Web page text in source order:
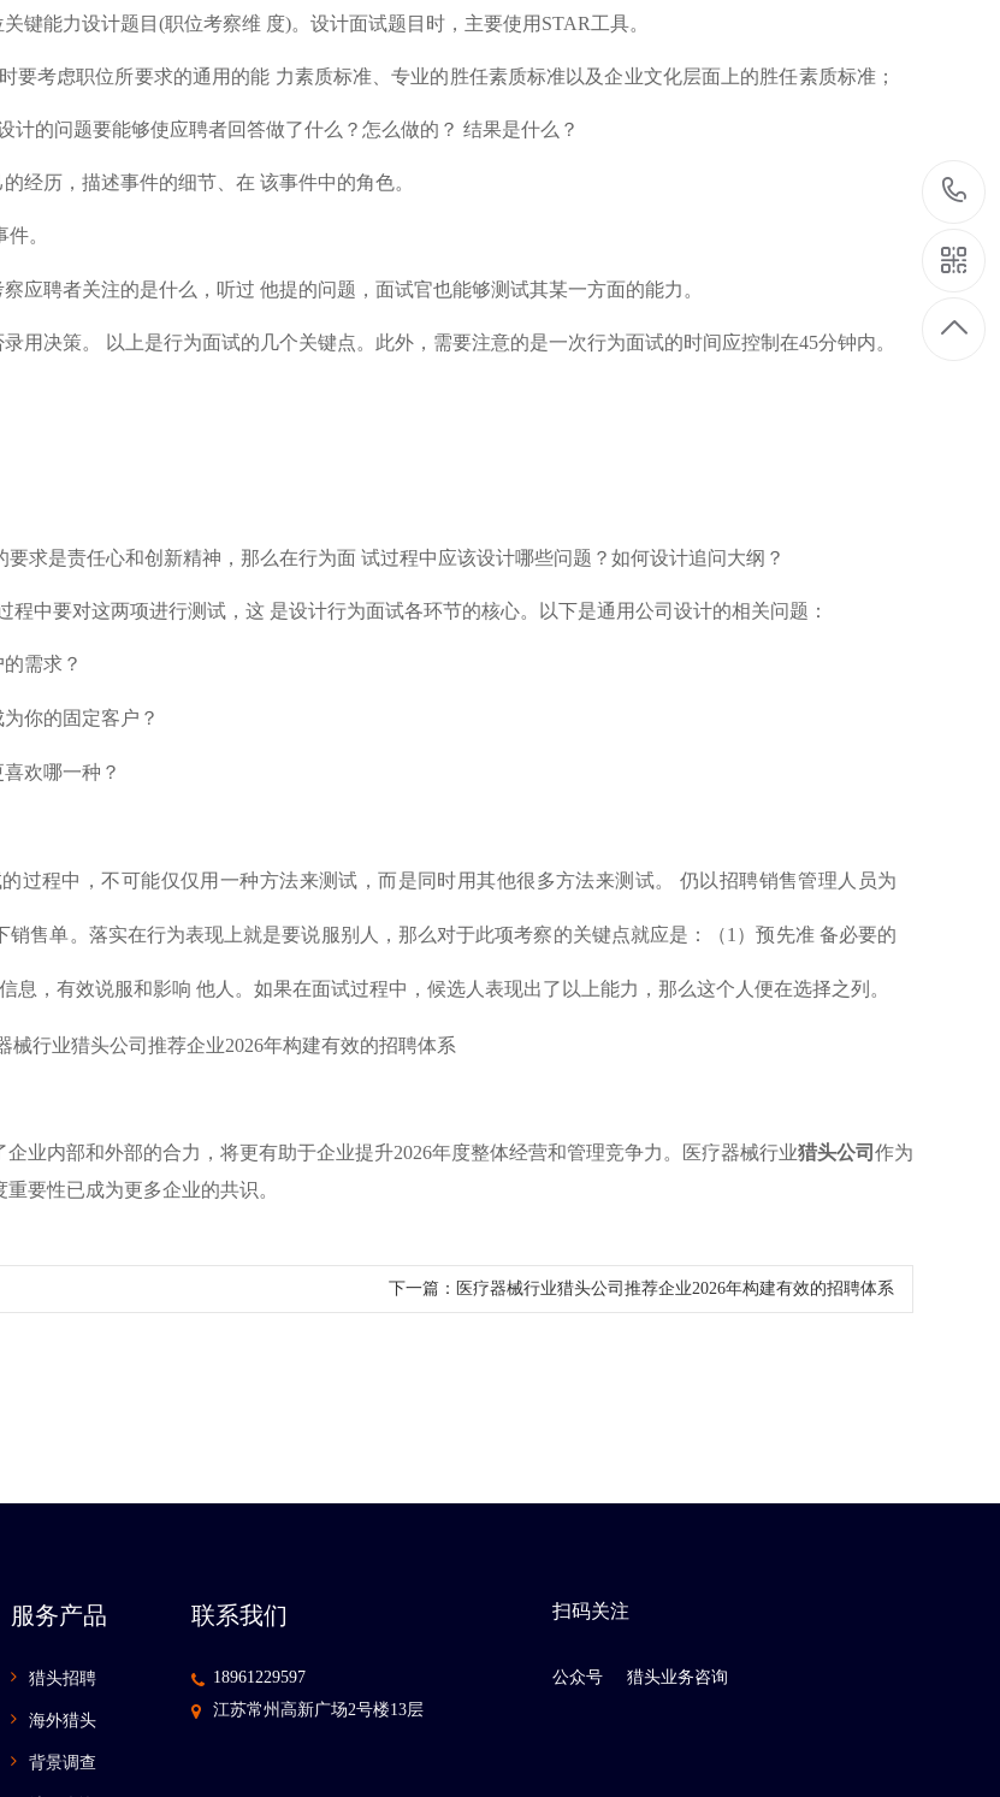
键能力设计题目(职位考察维 度)。设计面试题目时，主要使用STAR工具。
考虑职位所要求的通用的能 力素质标准、专业的胜任素质标准以及企业文化层面上的胜任素质标准；
的问题要能够使应聘者回答做了什么？怎么做的？ 结果是什么？
经历，描述事件的细节、在 该事件中的角色。
。
应聘者关注的是什么，听过 他提的问题，面试官也能够测试其某一方面的能力。
用决策。 以上是行为面试的几个关键点。此外，需要注意的是一次行为面试的时间应控制在45分钟内。
求是责任心和创新精神，那么在行为面 试过程中应该设计哪些问题？如何设计追问大纲？
中要对这两项进行测试，这 是设计行为面试各环节的核心。以下是通用公司设计的相关问题：
需求？
你的固定客户？
欢哪一种？
过程中，不可能仅仅用一种方法来测试，而是同时用其他很多方法来测试。 仍以招聘销售管理人员为
售单。落实在行为表现上就是要说服别人，那么对于此项考察的关键点就应是：（1）预先准 备必要的
，有效说服和影响 他人。如果在面试过程中，候选人表现出了以上能力，那么这个人便在选择之列。
业内部和外部的合力，将更有助于企业提升2026年度整体经营和管理竞争力。 医疗器械行业猎头公司 作为
要性已成为更多企业的共识。
下一篇： 医疗器械行业猎头公司推荐企业2026年构建有效的招聘体系
服务产品
猎头招聘
海外猎头
背景调查
联系我们
18961229597
江苏常州高新广场2号楼13层
扫码关注
公众号 猎头业务咨询